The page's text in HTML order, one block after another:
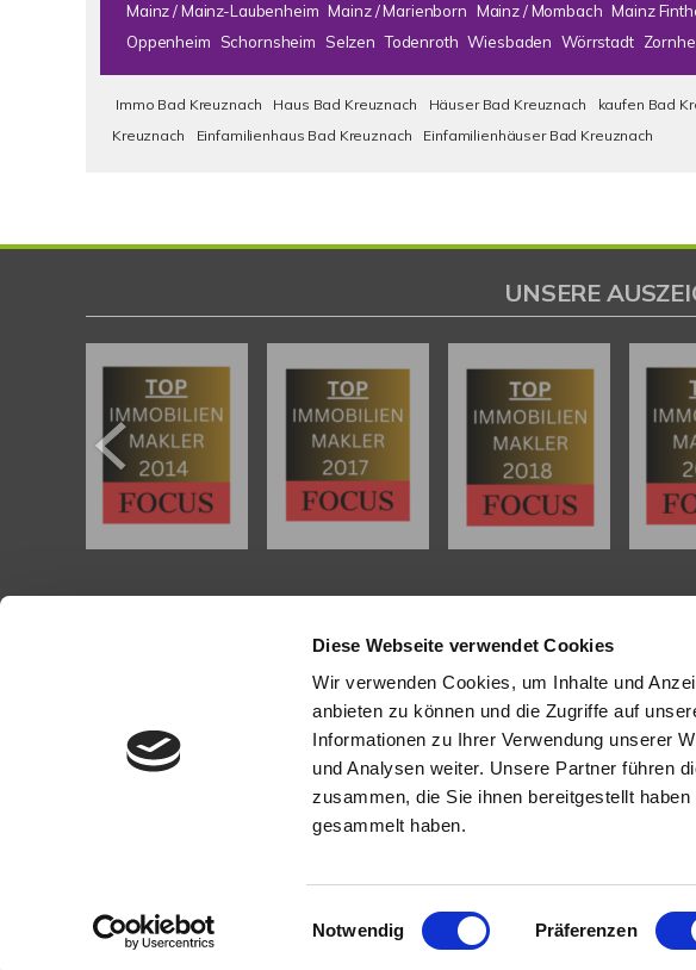
Diese Webseite verwendet Cookies
Wir verwenden Cookies, um Inhalte und
anbieten zu können und die Zugriffe auf
Informationen zu Ihrer Verwendung unserer
und Analysen weiter. Unsere Partner führen
zusammen, die Sie ihnen bereitgestellt
gesammelt haben.
Einwilligungsauswahl
Notwendig Präferenzen
Mainz / Mainz-Laubenheim Mainz / Marienborn Mainz / Mombach Mainz
Oppenheim
Schornsheim Selzen Todenroth Wiesbaden Wörrstadt
Immo Bad Kreuznach Haus Bad Kreuznach Häuser Bad Kreuznach kaufen Bad
Kreuznach
Einfamilienhaus Bad Kreuznach Einfamilienhäuser Bad Kreuznach
UNSERE
KONTAKT
Tel.: +49 (0) 6131 / 9010180
E-Mail: buero@immobilien-koehler.de
Internet: www.immobilien-koehler.de
PROFIL
Als kompetenter
Mainz und Dipl.
in Mainz und Umgebung
bei der Bewertung und beim
Immobilie zur Seite.
Mit umfassendem Fachwissen
Sprechen Sie uns an - wir sind
© Köhler Immobilien GmbH Powered byImmonia GmbH